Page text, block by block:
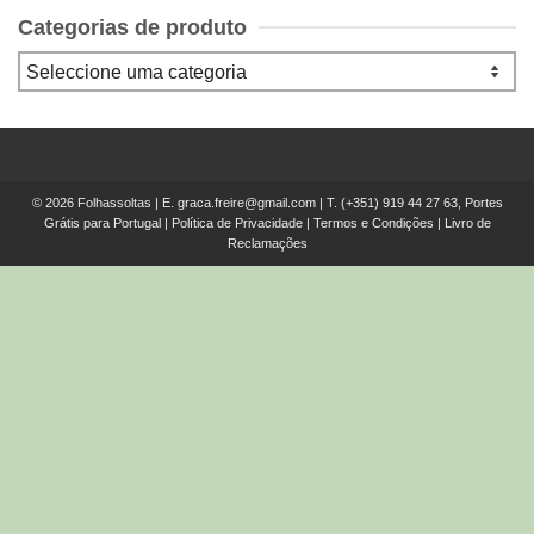
Categorias de produto
© 2026 Folhassoltas | E. graca.freire@gmail.com| T. (+351) 919 44 27 63, Portes
Grátis para Portugal
Política de Privacidade| Termos e Condições
Livro de
Reclamações